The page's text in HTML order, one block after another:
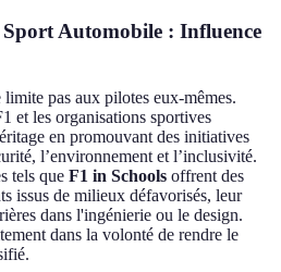
Automobile : Influence
pas aux pilotes eux-mêmes.
et les organisations sportives
en promouvant des initiatives
l’environnement et l’inclusivité.
tels que F1 in Schools offrent des
issus de milieux défavorisés, leur
dans l'ingénierie ou le design.
dans la volonté de rendre le